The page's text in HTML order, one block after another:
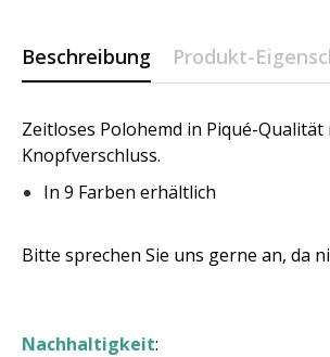
Beschreibung Produkt-
Zeitloses Polohemd in Piqué-
Knopfverschluss.
In 9 Farben erhältlich
Bitte sprechen Sie uns gerne an, da
Nachhaltigkeit: